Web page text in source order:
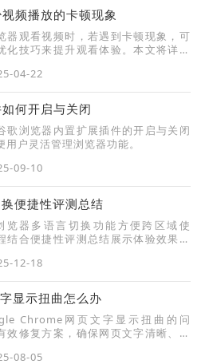
频播放的卡顿现象
器观看视频时，若遇到卡顿现象，可
化技巧来提升观看体验。本文将详细
整设置、优化网络等方面，助您流畅
04-22
何开启与关闭
歌浏览器内置扩展插件的开启与关闭
用户灵活管理浏览器功能。
09-10
便捷性评测总结
览器多语言切换功能方便跨区域使
结合便捷性评测总结展示体验效果，
12-18
显示扭曲怎么办
Chrome网页文字显示扭曲的问
效修复方案，确保网页文字清晰、正
08-05